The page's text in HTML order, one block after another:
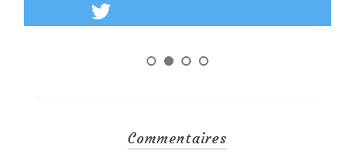
Lire la suite
Commentaires